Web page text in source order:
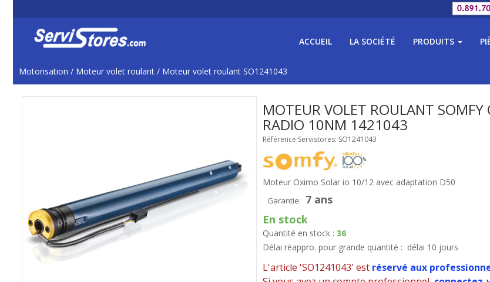
ACCUEIL LA SOCIÉTÉ PRODUITS
Motorisation / Moteur volet roulant / Moteur volet roulant SO1241043
MOTEUR VOLET ROULANT SOMFY
RADIO 10NM 1421043
Référence Servistores: SO1241043
Moteur Oximo Solar io 10/12 avec adaptation D50
Garantie: 7 ans
En stock
Quantité en stock : 36
Délai réappro. pour grande quantité : délai 10 jours
L'article 'SO1241043' est réservé aux